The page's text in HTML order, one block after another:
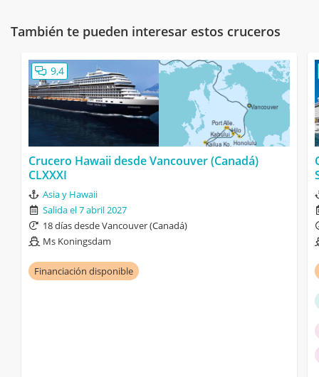
También te pueden interesar estos cruceros
9,4
Crucero Hawaii desde Vancouver (Canadá)
CLXXXI
Asia y Hawaii
Salida el 7 abril 2027
18 días desde Vancouver (Canadá)
Ms Koningsdam
Financiación disponible